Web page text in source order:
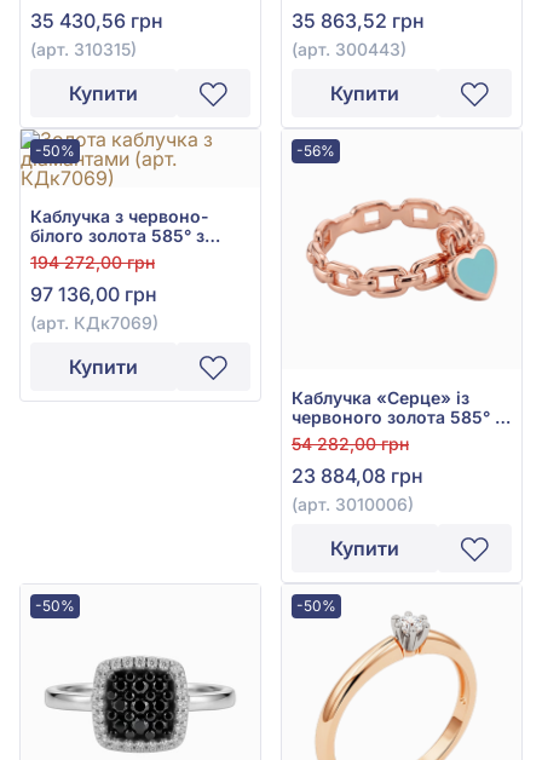
35 430,56 грн
(арт. 310315)
Купити
35 863,52 грн
(арт. 300443)
Купити
-50%
Каблучка з червоно-
білого золота 585° з
діамантом 0,75ct, арт.
КДк7069
194 272,00 грн
97 136,00 грн
(арт. КДк7069)
Купити
-56%
Каблучка «Серце» із
червоного золота 585° з
бірюзовою емаллю, арт.
3010006
54 282,00 грн
23 884,08 грн
(арт. 3010006)
Купити
-50% -50%